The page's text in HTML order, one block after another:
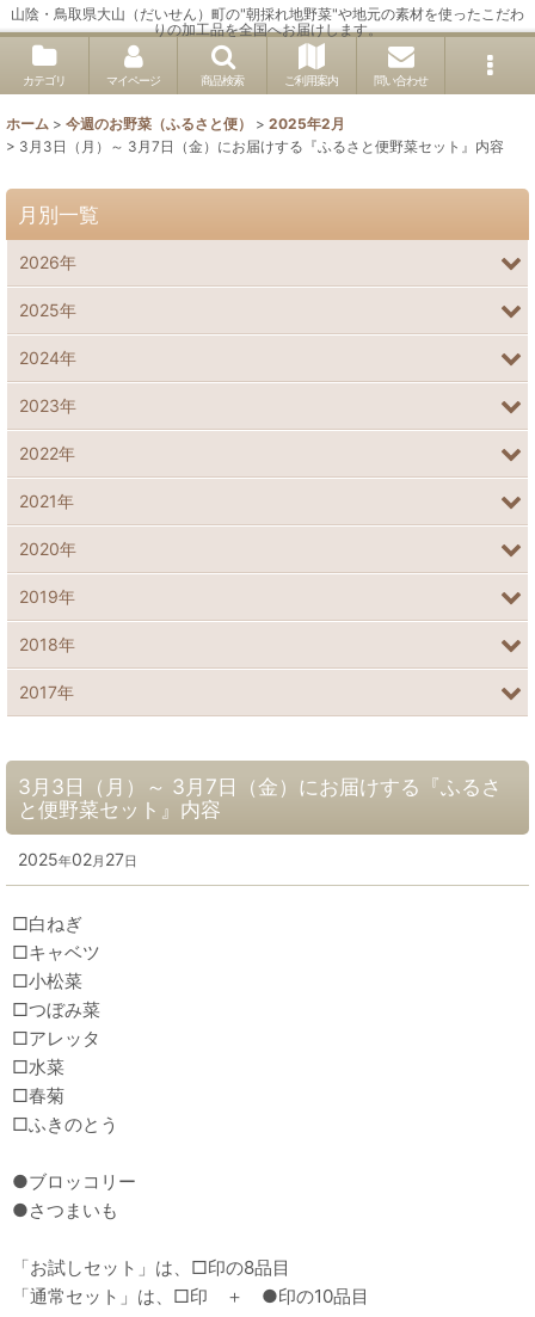
山陰・鳥取県大山（だいせん）町の"朝採れ地野菜"や地元の素材を使ったこだわ
りの加工品を全国へお届けします。
カテゴリ マイページ 商品検索 ご利用案内 問い合わせ
ホーム > 今週のお野菜（ふるさと便） > 2025年2月
> 3月3日（月）～ 3月7日（金）にお届けする『ふるさと便野菜セット』内容
3月3日（月）～ 3月7日（金）にお届けする『ふるさ
と便野菜セット』内容
2025年02月 27日
□白ねぎ
□キャベツ
□小松菜
□つぼみ菜
□アレッタ
□水菜
□春菊
□ふきのとう
●ブロッコリー
●さつまいも
「お試しセット」は、□印の8品目
「通常セット」は、□印 ＋ ●印の10品目
月別一覧
2026年
2025年
2024年
2023年
2022年
2021年
2020年
2019年
2018年
2017年